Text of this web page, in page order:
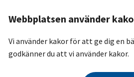
under behandlingen.
för ödem vid samtidig användning av
Webbplatsen använder
Vi använder kakor för att ge dig en
godkänner du att vi använder kakor.